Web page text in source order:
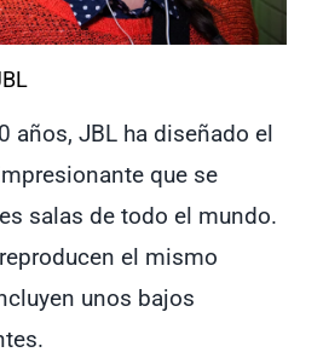
años, JBL ha diseñado el
que se
salas de todo el mundo.
el mismo
unos bajos